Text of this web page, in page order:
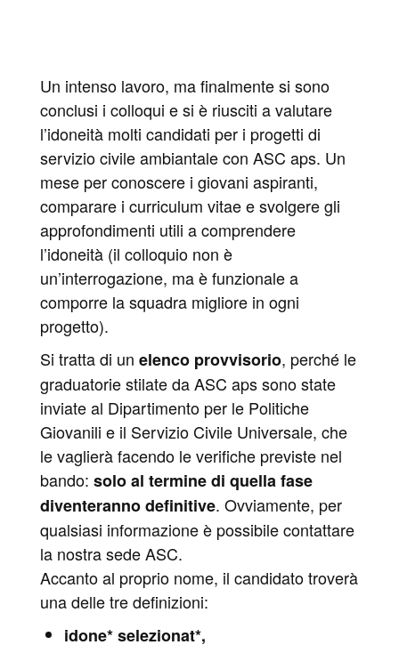
Un intenso lavoro, ma finalmente si sono
conclusi i colloqui e si è riusciti a valutare
l’idoneità molti candidati per i progetti di
servizio civile ambiantale con ASC aps. Un
mese per conoscere i giovani aspiranti,
comparare i curriculum vitae e svolgere gli
approfondimenti utili a comprendere
l’idoneità (il colloquio non è
un’interrogazione, ma è funzionale a
comporre la squadra migliore in ogni
progetto).
Si tratta di un elenco provvisorio, perché le
graduatorie stilate da ASC aps sono state
inviate al Dipartimento per le Politiche
Giovanili e il Servizio Civile Universale, che
le vaglierà facendo le verifiche previste nel
bando: solo al termine di quella fase
diventeranno definitive. Ovviamente, per
qualsiasi informazione è possibile contattare
la nostra sede ASC.
Accanto al proprio nome, il candidato troverà
una delle tre definizioni:
idone* selezionat*,